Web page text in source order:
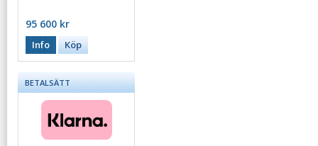
95 600 kr
Info Köp
BETALSÄTT